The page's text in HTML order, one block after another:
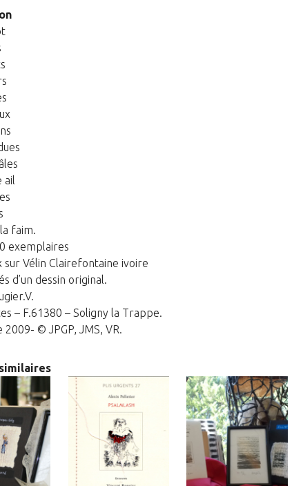
ail
faim.
exemplaires
sur Vélin Clairefontaine ivoire
d’un dessin original.
– F.61380 – Soligny la Trappe.
© JPGP, JMS, VR.